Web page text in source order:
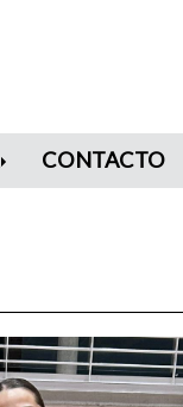
CONTACTO